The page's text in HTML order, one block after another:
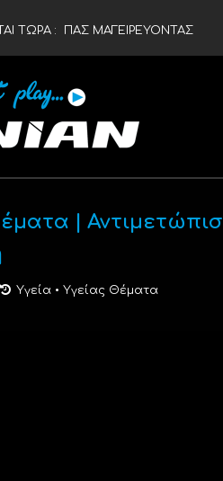
ΤΩΡΑ : ΠΑΣ ΜΑΓΕΙΡΕΥΟΝΤΑΣ
|
Υγεία • Υγείας Θέματα